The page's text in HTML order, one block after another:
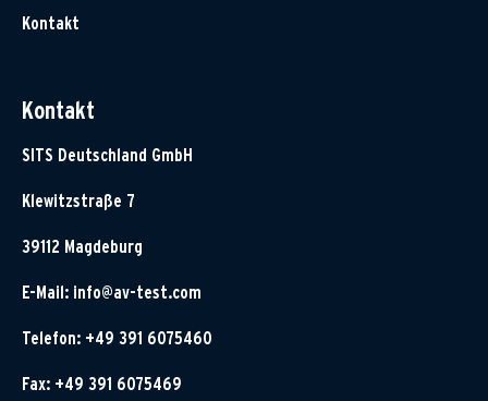
Kontakt
Kontakt
SITS Deutschland GmbH
Klewitzstraße 7
39112 Magdeburg
E-Mail: info@av-test.com
Telefon: +49 391 6075460
Fax: +49 391 6075469